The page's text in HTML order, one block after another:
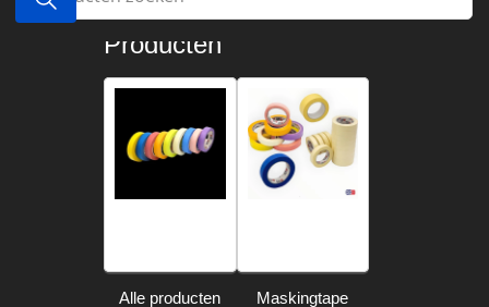
Producten
Alle producten
Maskingtape